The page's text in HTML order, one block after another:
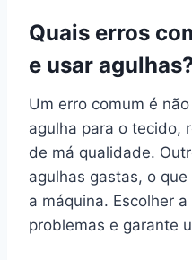
Quais erros
e usar
Um erro comum é
agulha para o tecido,
de má qualidade.
agulhas gastas, o
a máquina. Escolher
problemas e garante